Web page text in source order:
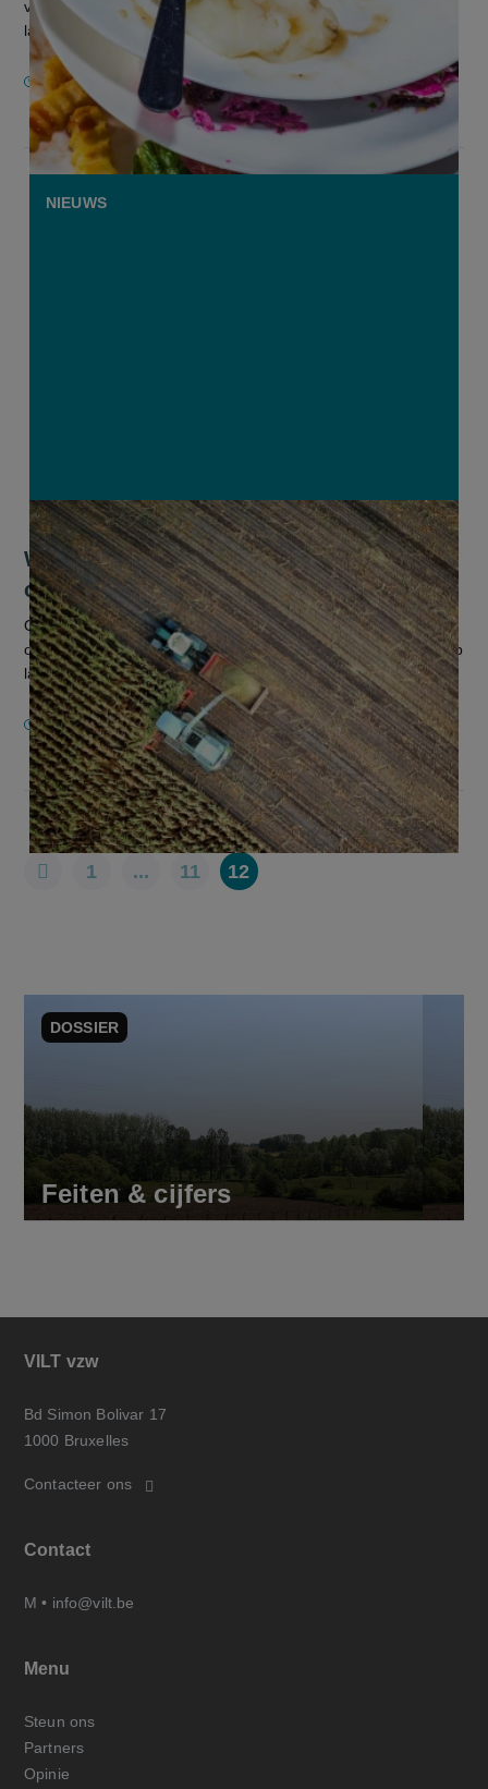
van uitmaakt, een bevraging bij zo’n 7000 mensen in vier
landen: België,...
29 SEPTEMBER 2020
Wat met de voedselbevoorrading na
corona?
Onze supermarkten hebben het hamstergedrag goed kunnen
opvangen. Maar wat gebeurt er met de voedselvoorziening op
lange termijn als gevolg van de coronamaatregelen?
15 APRIL 2020
NIEUWS
1 ... 11 12
DOSSIER
Feiten & cijfers
VILT vzw
Bd Simon Bolivar 17
1000 Bruxelles
Contacteer ons
Contact
M • info@vilt.be
Menu
Steun ons
Partners
Opinie